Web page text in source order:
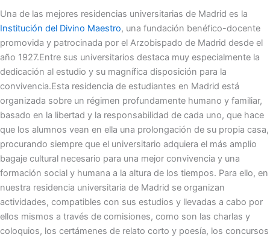
Una de las mejores residencias universitarias de Madrid es la
Institución del Divino Maestro, una fundación benéfico-docente
promovida y patrocinada por el Arzobispado de Madrid desde el
año 1927.Entre sus universitarios destaca muy especialmente la
dedicación al estudio y su magnífica disposición para la
convivencia.Esta residencia de estudiantes en Madrid está
organizada sobre un régimen profundamente humano y familiar,
basado en la libertad y la responsabilidad de cada uno, que hace
que los alumnos vean en ella una prolongación de su propia casa,
procurando siempre que el universitario adquiera el más amplio
bagaje cultural necesario para una mejor convivencia y una
formación social y humana a la altura de los tiempos. Para ello, en
nuestra residencia universitaria de Madrid se organizan
actividades, compatibles con sus estudios y llevadas a cabo por
ellos mismos a través de comisiones, como son las charlas y
coloquios, los certámenes de relato corto y poesía, los concursos